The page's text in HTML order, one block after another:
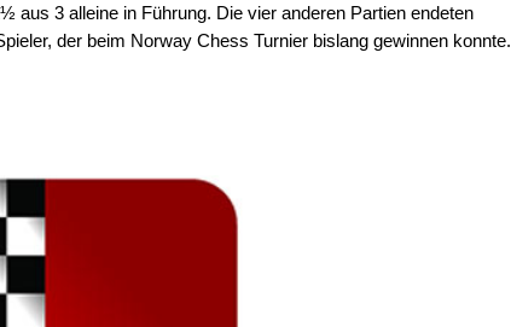
aus 3 alleine in Führung. Die vier anderen Partien endeten
der beim Norway Chess Turnier bislang gewinnen konnte.